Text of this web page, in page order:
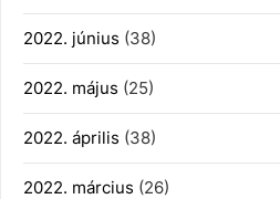
2022. június (38)
2022. május (25)
2022. április (38)
2022. március (26)